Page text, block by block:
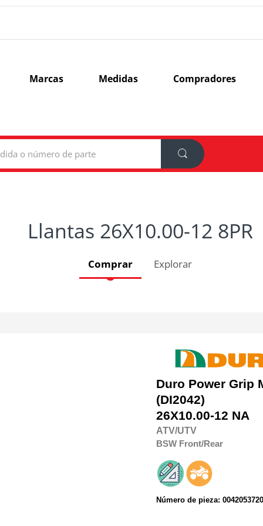
Marcas Medidas Compradores
Llantas 26X10.00-12 8PR
Comprar Explorar
Duro Power Grip
(DI2042)
26X10.00-12 NA
ATV/UTV
BSW Front/Rear
Número de pieza: